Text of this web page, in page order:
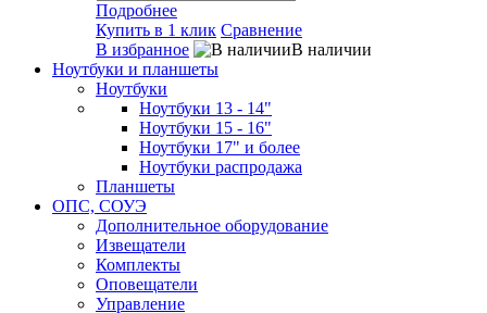
Подробнее
Купить в 1 клик Сравнение
В избранное
В наличии
Ноутбуки и планшеты
Ноутбуки
Ноутбуки 13 - 14"
Ноутбуки 15 - 16"
Ноутбуки 17" и более
Ноутбуки распродажа
Планшеты
ОПС, СОУЭ
Дополнительное оборудование
Извещатели
Комплекты
Оповещатели
Управление